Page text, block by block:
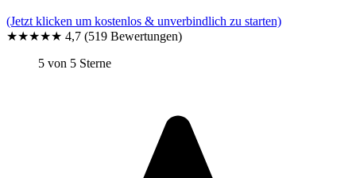
(Jetzt klicken um kostenlos & unverbindlich zu starten)
★★★★★ 4,7 (519 Bewertungen)
5 von 5 Sterne